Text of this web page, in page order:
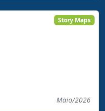
Story Maps
Maio/2026